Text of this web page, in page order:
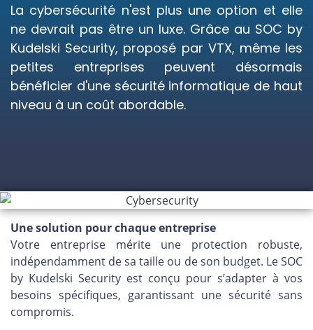
La cybersécurité n'est plus une option et elle
ne devrait pas être un luxe. Grâce au SOC by
Kudelski Security, proposé par VTX, même les
petites entreprises peuvent désormais
bénéficier d'une sécurité informatique de haut
niveau à un coût abordable.
Une solution pour chaque entreprise
Votre entreprise mérite une protection robuste,
indépendamment de sa taille ou de son budget. Le SOC
by Kudelski Security est conçu pour s’adapter à vos
besoins spécifiques, garantissant une sécurité sans
compromis.